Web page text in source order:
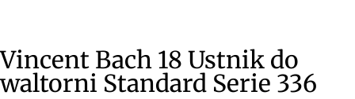
Vincent Bach 18 Ustnik do
waltorni Standard Serie 336